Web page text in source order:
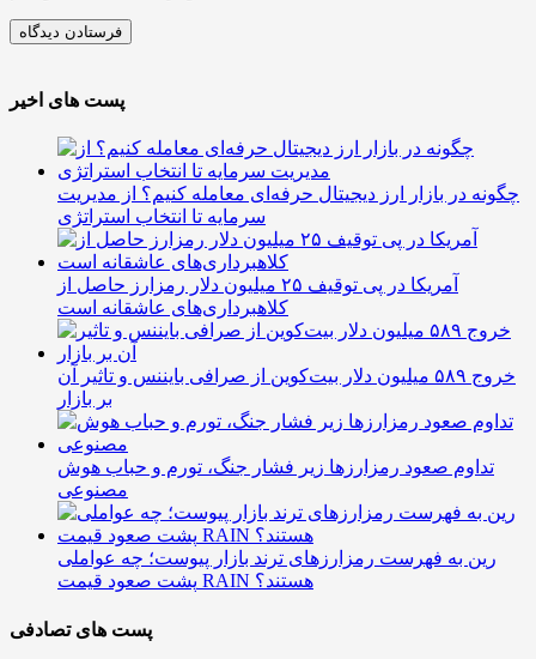
پست های اخیر
چگونه در بازار ارز دیجیتال حرفه‌ای معامله کنیم؟ از مدیریت
سرمایه تا انتخاب استراتژی
آمریکا در پی توقیف ۲۵ میلیون دلار رمزارز حاصل از
کلاهبرداری‌های عاشقانه است
خروج ۵۸۹ میلیون دلار بیت‌کوین از صرافی بایننس و تاثیر آن
بر بازار
تداوم صعود رمزارزها زیر فشار جنگ، تورم و حباب هوش
مصنوعی
رین به فهرست رمزارزهای ترند بازار پیوست؛ چه عواملی
پشت صعود قیمت RAIN هستند؟
پست های تصادفی